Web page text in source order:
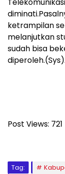
ketrampilan
melanjutkan
sudah bisa
diperoleh.(Sys).
Post Views: 721
Tag: